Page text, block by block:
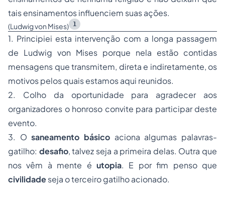
tais ensinamentos influenciem suas ações.
(Ludwig von Mises) 1
1. Principiei esta intervenção com a longa passagem
de Ludwig von Mises porque nela estão contidas
mensagens que transmitem, direta e indiretamente, os
motivos pelos quais estamos aqui reunidos.
2. Colho da oportunidade para agradecer aos
organizadores o honroso convite para participar deste
evento.
3. Osaneamento básico aciona algumas palavras-
gatilho: desafio, talvez seja a primeira delas. Outra que
nos vêm à mente é utopia. E por fim penso que
civilidadeseja o terceiro gatilho acionado.